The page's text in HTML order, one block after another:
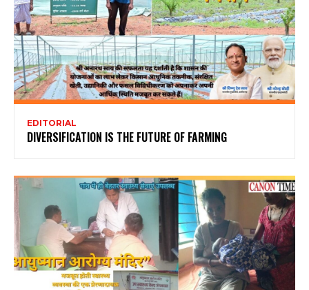
EDITORIAL
DIVERSIFICATION IS THE FUTURE OF FARMING